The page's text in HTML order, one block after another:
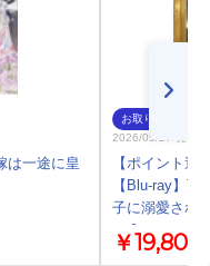
は一途に皇
お取り寄せ
2026/05/27 発売
【ポイント還
【Blu-ray】
子に溺愛され
ray]
￥19,800